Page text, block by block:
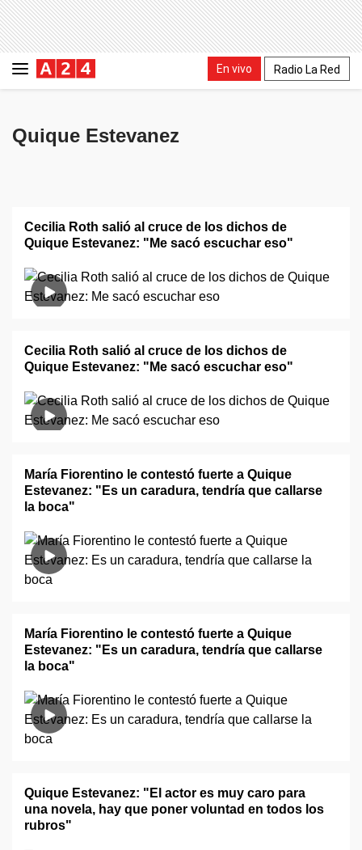
En vivo Radio La Red
Quique Estevanez
Cecilia Roth salió al cruce de los dichos de
Quique Estevanez: "Me sacó escuchar eso"
Cecilia Roth salió al cruce de los dichos de
Quique Estevanez: "Me sacó escuchar eso"
María Fiorentino le contestó fuerte a Quique
Estevanez: "Es un caradura, tendría que callarse
la boca"
María Fiorentino le contestó fuerte a Quique
Estevanez: "Es un caradura, tendría que callarse
la boca"
Quique Estevanez: "El actor es muy caro para
una novela, hay que poner voluntad en todos los
rubros"